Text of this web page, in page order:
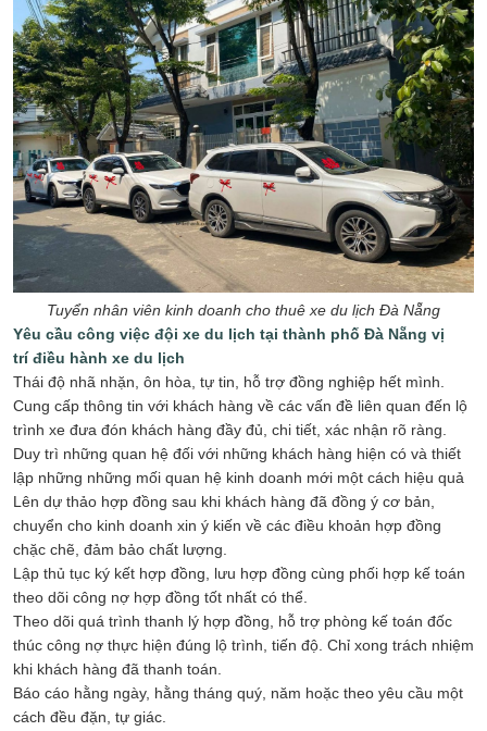
Tuyển nhân viên kinh doanh cho thuê xe du lịch Đà Nẵng
Yêu cầu công việc đội xe du lịch tại thành phố Đà Nẵng vị
trí điều hành xe du lịch
Thái độ nhã nhặn, ôn hòa, tự tin, hỗ trợ đồng nghiệp hết mình.
Cung cấp thông tin với khách hàng về các vấn đề liên quan đến lộ
trình xe đưa đón khách hàng đầy đủ, chi tiết, xác nhận rõ ràng.
Duy trì những quan hệ đối với những khách hàng hiện có và thiết
lập những những mối quan hệ kinh doanh mới một cách hiệu quả
Lên dự thảo hợp đồng sau khi khách hàng đã đồng ý cơ bản,
chuyển cho kinh doanh xin ý kiến về các điều khoản hợp đồng
chặc chẽ, đảm bảo chất lượng.
Lập thủ tục ký kết hợp đồng, lưu hợp đồng cùng phối hợp kế toán
theo dõi công nợ hợp đồng tốt nhất có thể.
Theo dõi quá trình thanh lý hợp đồng, hỗ trợ phòng kế toán đốc
thúc công nợ thực hiện đúng lộ trình, tiến độ. Chỉ xong trách nhiệm
khi khách hàng đã thanh toán.
Báo cáo hằng ngày, hằng tháng quý, năm hoặc theo yêu cầu một
cách đều đặn, tự giác.